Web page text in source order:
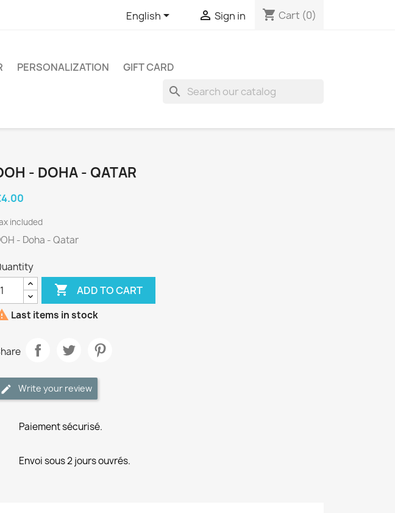
English  Sign in shopping_cart Cart (0)
PERSONALIZATION GIFT CARD
search
- DOHA - QATAR
included
- Doha - Qatar
 ADD TO CART
Last items in stock
Write your review
Paiement sécurisé.
Envoi sous 2 jours ouvrés.